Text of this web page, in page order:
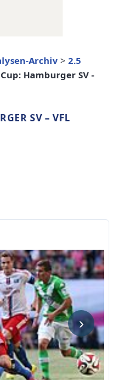
Archiv> 2.5
Hamburger SV -
SV – VFL
›